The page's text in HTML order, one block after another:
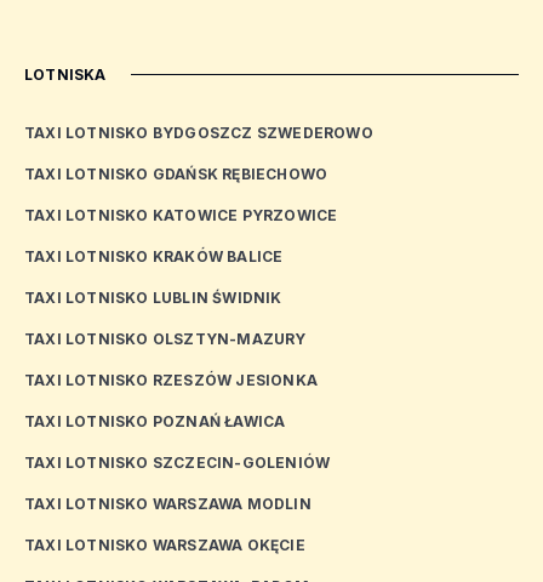
LOTNISKA
TAXI LOTNISKO BYDGOSZCZ SZWEDEROWO
TAXI LOTNISKO GDAŃSK RĘBIECHOWO
TAXI LOTNISKO KATOWICE PYRZOWICE
TAXI LOTNISKO KRAKÓW BALICE
TAXI LOTNISKO LUBLIN ŚWIDNIK
TAXI LOTNISKO OLSZTYN-MAZURY
TAXI LOTNISKO RZESZÓW JESIONKA
TAXI LOTNISKO POZNAŃ ŁAWICA
TAXI LOTNISKO SZCZECIN-GOLENIÓW
TAXI LOTNISKO WARSZAWA MODLIN
TAXI LOTNISKO WARSZAWA OKĘCIE